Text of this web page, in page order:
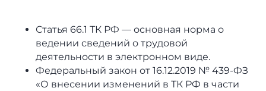
Статья 66.1 ТК РФ — основная норма о
ведении сведений о трудовой
деятельности в электронном виде.
Федеральный закон от 16.12.2019 № 439-ФЗ
«О внесении изменений в ТК РФ в части